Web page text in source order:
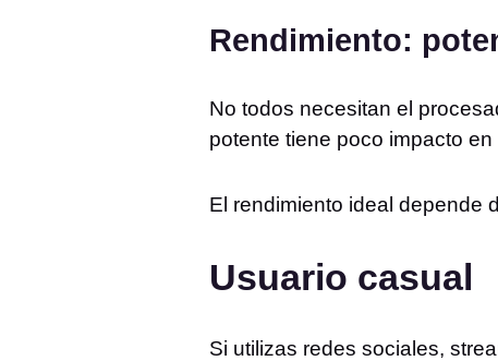
Rendimiento:
No todos necesitan el
potente tiene poco impacto
El rendimiento ideal depende
Usuario casual
Si utilizas redes sociales,